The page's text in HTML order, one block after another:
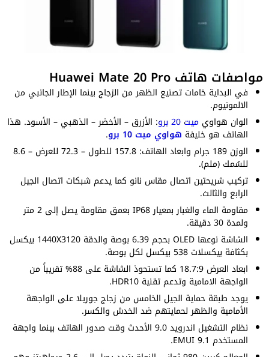
مواصفات هاتف Huawei Mate 20 Pro
في البداية خامات تصنيع الظهر من الزجاج بينما الإطار الجانبي من
الالمونيوم.
الوان هواوي ميت 20 برو : الأزرق – الأخضر – الذهبي – الأسود. هذا
الهاتف هو خليفة هواوي ميت 10 برو
.
الوزن 189 جرام وابعاد الهاتف: 157.8 للطول – 72.3 للعرض – 8.6
للسُمك (ملم).
تركيب شريحتين اتصال مقاس نانو كما يدعم شبكات اتصال الجيل
الرابع والثالث.
مقاومة الماء والغبار بمعيار IP68 بعمق مقاومة يصل إلى 2 متر
ولمدة 30 دقيقة.
الشاشة نوعها OLED بحجم 6.39 بوصة والدقة 1440X3120 بيكسل
بكثافة بيكسلات 538 بيكسل لكل بوصة.
ابعاد العرض 18.7:9 كما تستحوذ الشاشة على 88% تقريباً من
الواجهة الامامية وتدعم تقنية HDR10.
يوجد طبقة حماية الجيل الخامس من زجاج جوريلا على الواجهة
الأمامية والظهر لحمايتهم ضد الخدش والكسر.
نظام التشغيل اندرويد 9.0 الأحدث وقت صدور الهاتف بينما واجهة
المستخدم EMUI 9.1.